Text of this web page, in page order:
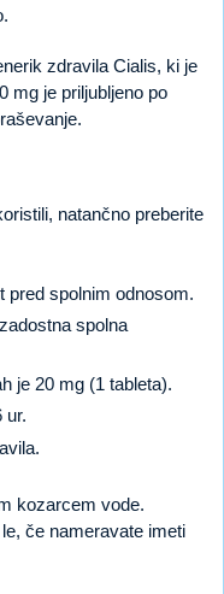
zdravila Cialis, ki je
mg je priljubljeno po
natančno preberite
pred spolnim odnosom.
spolna
je 20 mg (1 tableta).
ur.
kozarcem vode.
če nameravate imeti